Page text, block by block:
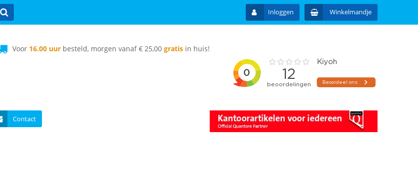
Inloggen Winkelmandje
Voor 16.00 uur besteld, morgen vanaf € 25,00 gratis in huis!
Contact